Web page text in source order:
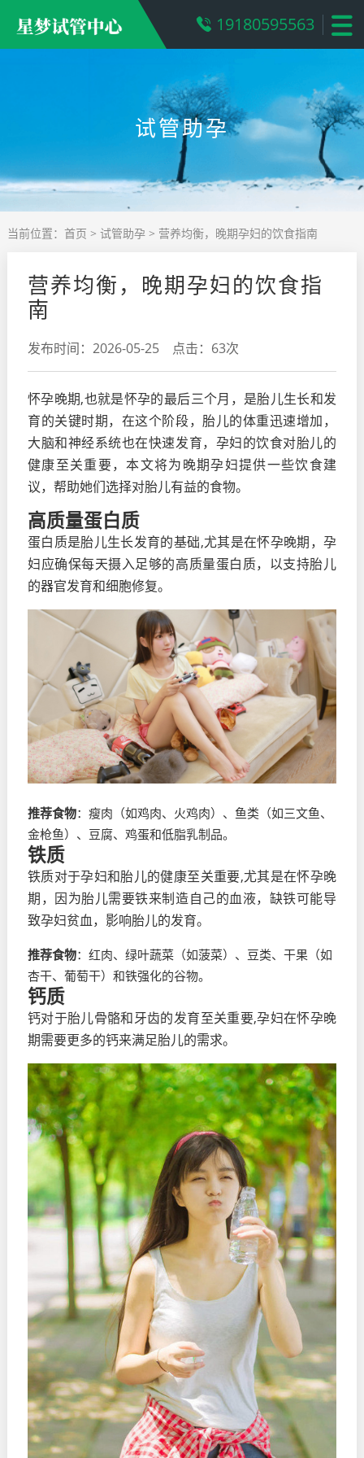
19180595563
试管助孕
当前位置： 首页 > 试管助孕> 营养均衡，晚期孕妇的饮食指南
营养均衡，晚期孕妇的饮食指
南
发布时间：2026-05-25 点击：63次
怀孕晚期,也就是怀孕的最后三个月，是胎儿生长和发
育的关键时期，在这个阶段，胎儿的体重迅速增加，
大脑和神经系统也在快速发育，孕妇的饮食对胎儿的
健康至关重要，本文将为晚期孕妇提供一些饮食建
议，帮助她们选择对胎儿有益的食物。
高质量蛋白质
蛋白质是胎儿生长发育的基础,尤其是在怀孕晚期，孕
妇应确保每天摄入足够的高质量蛋白质，以支持胎儿
的器官发育和细胞修复。
推荐食物：瘦肉（如鸡肉、火鸡肉）、鱼类（如三文鱼、
金枪鱼）、豆腐、鸡蛋和低脂乳制品。
铁质
铁质对于孕妇和胎儿的健康至关重要,尤其是在怀孕晚
期，因为胎儿需要铁来制造自己的血液，缺铁可能导
致孕妇贫血，影响胎儿的发育。
推荐食物：红肉、绿叶蔬菜（如菠菜）、豆类、干果（如
杏干、葡萄干）和铁强化的谷物。
钙质
钙对于胎儿骨骼和牙齿的发育至关重要,孕妇在怀孕晚
期需要更多的钙来满足胎儿的需求。